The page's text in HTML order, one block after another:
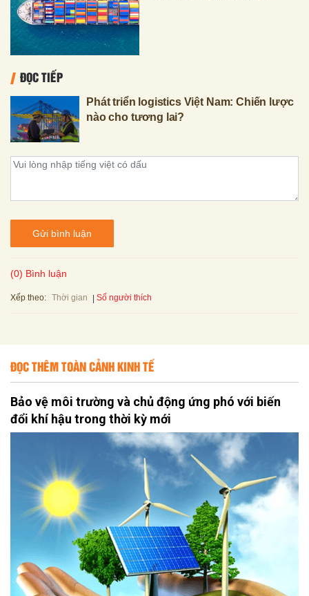
ĐỌC TIẾP
Phát triển logistics Việt Nam: Chiến lược
nào cho tương lai?
Gửi bình luận
(0) Bình luận
Xếp theo: Thời gian Số người thích
ĐỌC THÊM TOÀN CẢNH KINH TẾ
Bảo vệ môi trường và chủ động ứng phó với biến
đổi khí hậu trong thời kỳ mới